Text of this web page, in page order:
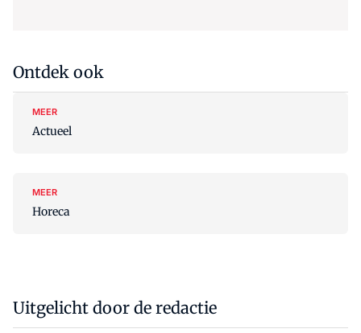
Ontdek ook
MEER
Actueel
MEER
Horeca
Uitgelicht door de redactie